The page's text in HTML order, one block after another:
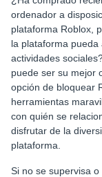
ordenador a
plataforma Roblox,
la plataforma
actividades
puede ser su mejor
opción de bloquear
herramientas
con quién se
disfrutar de la
plataforma.
Si no se supervisa